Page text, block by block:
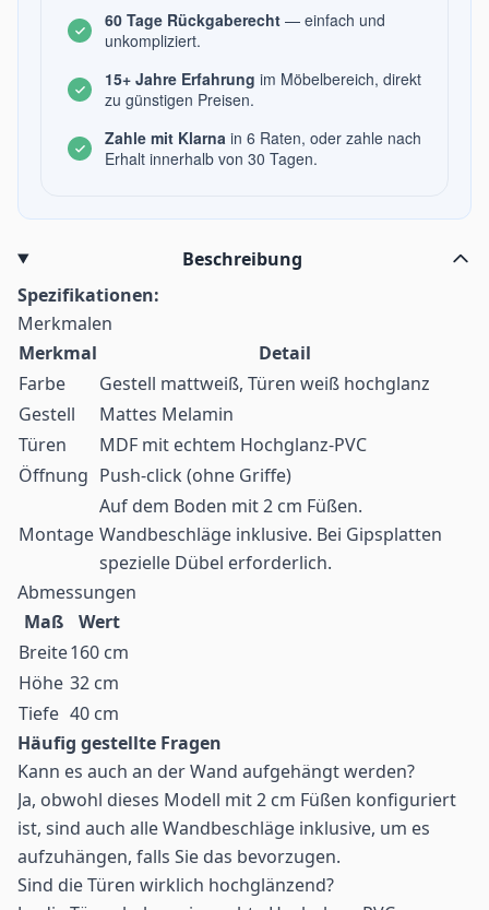
60 Tage Rückgaberecht — einfach und
unkompliziert.
15+ Jahre Erfahrung im Möbelbereich, direkt
zu günstigen Preisen.
Zahle mit Klarna in 6 Raten, oder zahle nach
Erhalt innerhalb von 30 Tagen.
Beschreibung
Spezifikationen:
Merkmalen
Merkmal
Detail
Farbe
Gestell mattweiß, Türen weiß hochglanz
Gestell
Mattes Melamin
Türen
MDF mit echtem Hochglanz-PVC
Öffnung Push-click (ohne Griffe)
Montage
Auf dem Boden mit 2 cm Füßen.
Wandbeschläge inklusive. Bei Gipsplatten
spezielle Dübel erforderlich.
Abmessungen
Maß
Wert
Breite160 cm
Höhe 32 cm
Tiefe 40 cm
Häufig gestellte Fragen
Kann es auch an der Wand aufgehängt werden?
Ja, obwohl dieses Modell mit 2 cm Füßen konfiguriert
ist, sind auch alle Wandbeschläge inklusive, um es
aufzuhängen, falls Sie das bevorzugen.
Sind die Türen wirklich hochglänzend?